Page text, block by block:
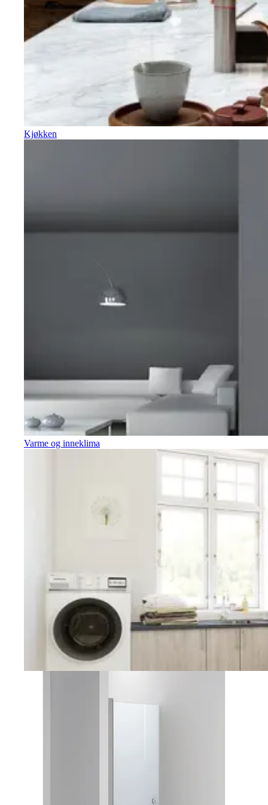
Kjøkken
Varme og inneklima